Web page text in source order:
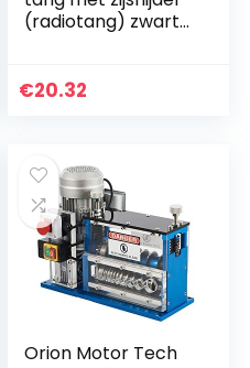
(radiotang) zwart
componentengrep
€20.32
Orion Motor Tech